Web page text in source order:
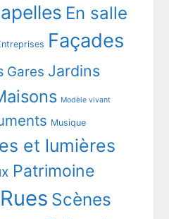
En salle
Façades
Gares Jardins
Modèle vivant
Musique
et lumières
Patrimoine
Rues Scènes